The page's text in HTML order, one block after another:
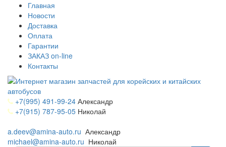
Главная
Новости
Доставка
Оплата
Гарантии
ЗАКАЗ on-line
Контакты
+7(995) 491-99-24 Александр
+7(915) 787-95-05 Николай
a.deev@amina-auto.ru Александр
michael@amina-auto.ru Николай